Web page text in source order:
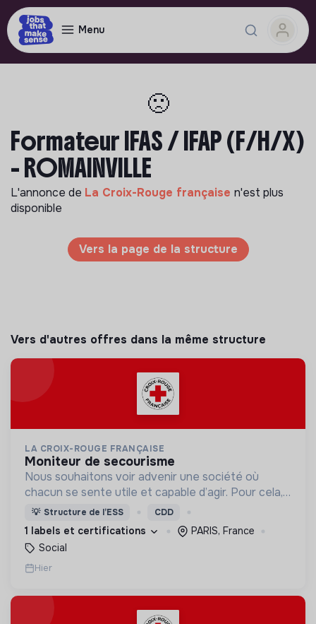
Menu
🙁
Formateur IFAS / IFAP (F/H/X)
- ROMAINVILLE
L'annonce de La Croix-Rouge française n'est plus
disponible
Vers la page de la structure
Vers d'autres offres dans la même structure
LA CROIX-ROUGE FRANÇAISE
moniteur de secourisme
Nous souhaitons voir advenir une société où
chacun se sente utile et capable d’agir. Pour cela,
nous proposons des moyens et des lieux
d’engagement innovants et adaptés à tous.
💡 Structure de l’ESS CDD
1 labels et certifications
PARIS, France
Social
Hier